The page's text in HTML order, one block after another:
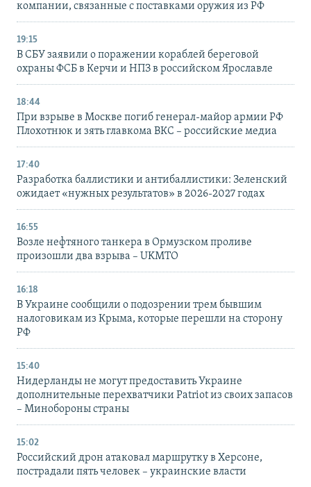
компании, связанные с поставками оружия из РФ
19:15
В СБУ заявили о поражении кораблей береговой
охраны ФСБ в Керчи и НПЗ в российском Ярославле
18:44
При взрыве в Москве погиб генерал-майор армии РФ
Плохотнюк и зять главкома ВКС – российские медиа
17:40
Разработка баллистики и антибаллистики: Зеленский
ожидает «нужных результатов» в 2026-2027 годах
16:55
Возле нефтяного танкера в Ормузском проливе
произошли два взрыва – UKMTO
16:18
В Украине сообщили о подозрении трем бывшим
налоговикам из Крыма, которые перешли на сторону
РФ
15:40
Нидерланды не могут предоставить Украине
дополнительные перехватчики Patriot из своих запасов
– Минобороны страны
15:02
Российский дрон атаковал маршрутку в Херсоне,
пострадали пять человек – украинские власти